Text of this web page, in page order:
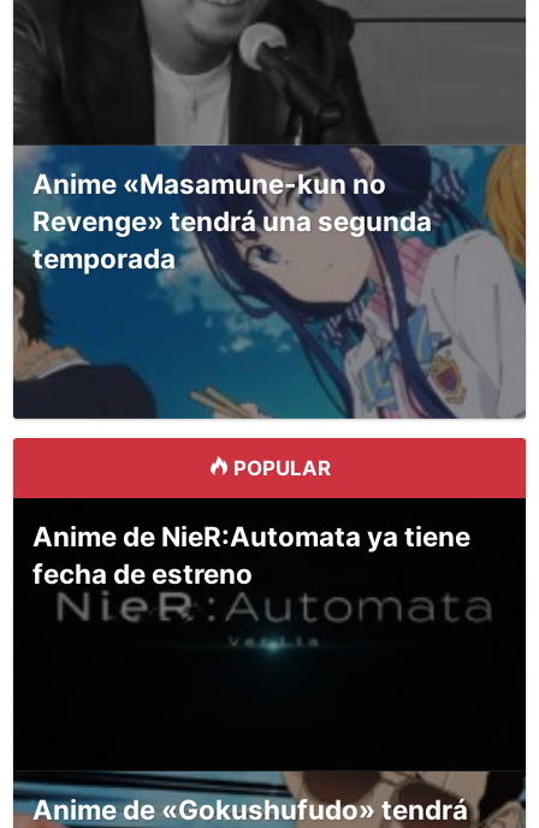
Anime «Masamune-kun no
Revenge» tendrá una segunda
temporada
POPULAR
Anime de NieR:Automata ya tiene
fecha de estreno
Anime de «Gokushufudo» tendrá